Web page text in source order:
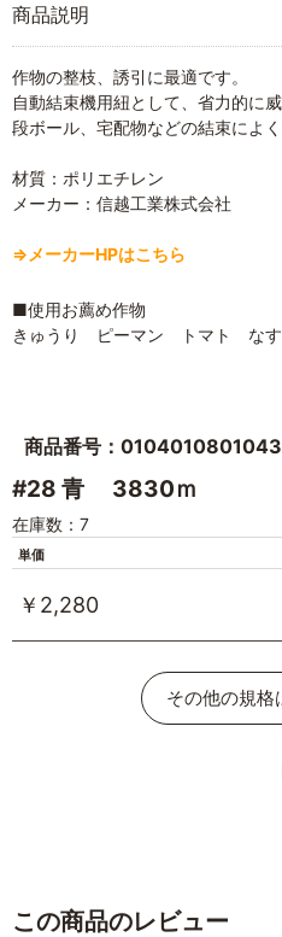
商品説明
作物の整枝、誘引に最適です。
自動結束機用紐として、省力的に
段ボール、宅配物などの結束によく
材質：ポリエチレン
メーカー：信越工業株式会社
⇒メーカーHPはこちら
■使用お薦め作物
きゅうり ピーマン トマト な
商品番号：0104010801043
#28 青 3830ｍ
在庫数：7
単価
￥2,280
その他の規格
この商品のレビュー